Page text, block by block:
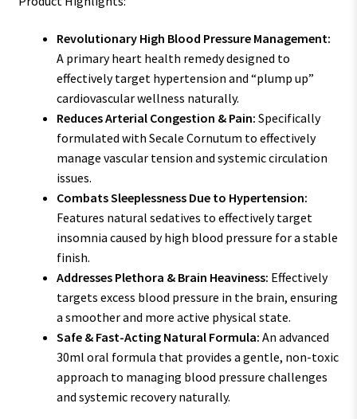
Revolutionary High Blood Pressure Management:
A primary heart health remedy designed to
effectively target hypertension and “plump up”
cardiovascular wellness naturally.
Reduces Arterial Congestion & Pain: Specifically
formulated with Secale Cornutum to effectively
manage vascular tension and systemic circulation
issues.
Combats Sleeplessness Due to Hypertension:
Features natural sedatives to effectively target
insomnia caused by high blood pressure for a stable
finish.
Addresses Plethora & Brain Heaviness: Effectively
targets excess blood pressure in the brain, ensuring
a smoother and more active physical state.
Safe & Fast-Acting Natural Formula: An advanced
30ml oral formula that provides a gentle, non-toxic
approach to managing blood pressure challenges
and systemic recovery naturally.